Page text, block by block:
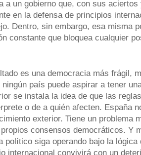
a un gobierno que, con sus
en la defensa de principios
Dentro, sin embargo, esa misma
constante que bloquea cualquier
es una democracia más frágil,
ningún país puede aspirar a tener
se instala la idea de que las
o de a quién afecten. España
exterior. Tiene un problema
consensos democráticos. Y
político siga operando bajo la lógica
internacional convivirá con un